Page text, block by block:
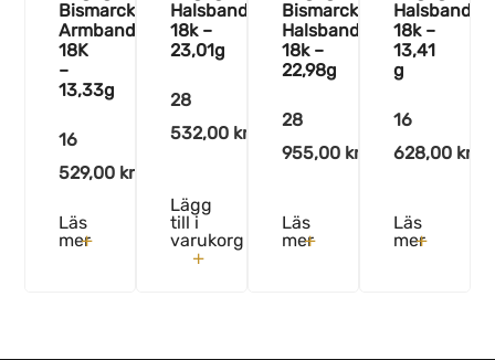
Bismarck
Armband
18K
–
13,33g
16
529,00 kr
Läs
mer
Halsband
18k –
23,01g
28
532,00 kr
Lägg
till i
varukorg
Bismarck
Halsband
18k –
22,98g
28
955,00 kr
Läs
mer
Halsband
18k –
13,41
g
16
628,00 kr
Läs
mer